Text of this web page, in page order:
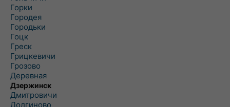
Горки
Городея
Городьки
Гоцк
Греск
Грицкевичи
Грозово
Деревная
Дзержинск
Дмитровичи
Долгиново